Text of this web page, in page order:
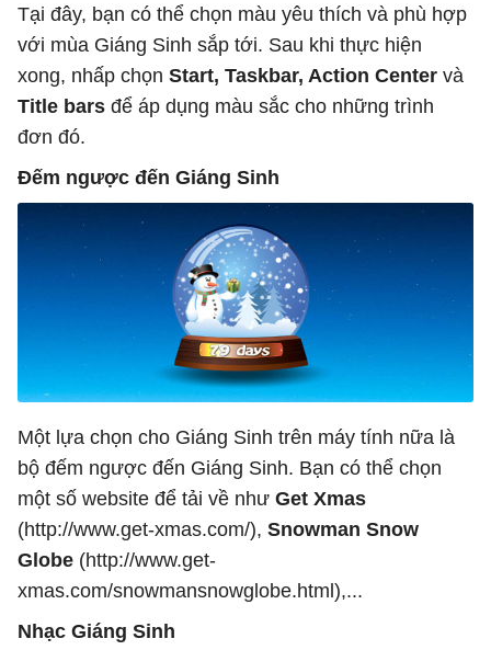
Tại đây, bạn có thể chọn màu yêu thích và phù hợp
với mùa Giáng Sinh sắp tới. Sau khi thực hiện
xong, nhấp chọn Start, Taskbar, Action Center và
Title bars để áp dụng màu sắc cho những trình
đơn đó.
Đếm ngược đến Giáng Sinh
Một lựa chọn cho Giáng Sinh trên máy tính nữa là
bộ đếm ngược đến Giáng Sinh. Bạn có thể chọn
một số website để tải về như Get Xmas
(http://www.get-xmas.com/), Snowman Snow
Globe (http://www.get-
xmas.com/snowmansnowglobe.html),...
Nhạc Giáng Sinh